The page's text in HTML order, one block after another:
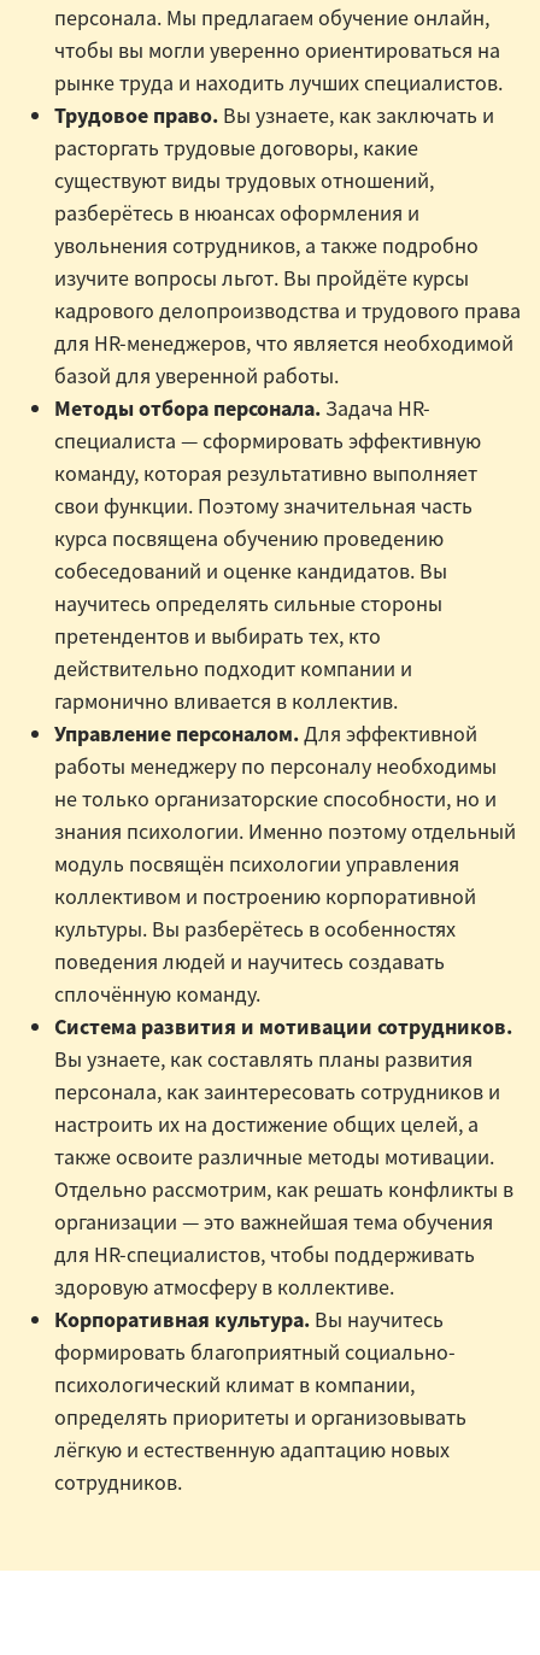
персонала. Мы предлагаем обучение онлайн,
чтобы вы могли уверенно ориентироваться на
рынке труда и находить лучших специалистов.
Трудовое право. Вы узнаете, как заключать и
расторгать трудовые договоры, какие
существуют виды трудовых отношений,
разберётесь в нюансах оформления и
увольнения сотрудников, а также подробно
изучите вопросы льгот. Вы пройдёте курсы
кадрового делопроизводства и трудового права
для HR-менеджеров, что является необходимой
базой для уверенной работы.
Методы отбора персонала. Задача HR-
специалиста — сформировать эффективную
команду, которая результативно выполняет
свои функции. Поэтому значительная часть
курса посвящена обучению проведению
собеседований и оценке кандидатов. Вы
научитесь определять сильные стороны
претендентов и выбирать тех, кто
действительно подходит компании и
гармонично вливается в коллектив.
Управление персоналом.Для эффективной
работы менеджеру по персоналу необходимы
не только организаторские способности, но и
знания психологии. Именно поэтому отдельный
модуль посвящён психологии управления
коллективом и построению корпоративной
культуры. Вы разберётесь в особенностях
поведения людей и научитесь создавать
сплочённую команду.
Система развития и мотивации сотрудников.
Вы узнаете, как составлять планы развития
персонала, как заинтересовать сотрудников и
настроить их на достижение общих целей, а
также освоите различные методы мотивации.
Отдельно рассмотрим, как решать конфликты в
организации — это важнейшая тема обучения
для HR-специалистов, чтобы поддерживать
здоровую атмосферу в коллективе.
Корпоративная культура. Вы научитесь
формировать благоприятный социально-
психологический климат в компании,
определять приоритеты и организовывать
лёгкую и естественную адаптацию новых
сотрудников.